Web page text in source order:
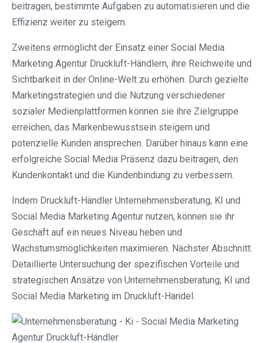
beitragen, bestimmte Aufgaben zu automatisieren und die
Effizienz weiter zu steigern.
Zweitens ermöglicht der Einsatz einer Social Media
Marketing Agentur Druckluft-Händlern, ihre Reichweite und
Sichtbarkeit in der Online-Welt zu erhöhen. Durch gezielte
Marketingstrategien und die Nutzung verschiedener
sozialer Medienplattformen können sie ihre Zielgruppe
erreichen, das Markenbewusstsein steigern und
potenzielle Kunden ansprechen. Darüber hinaus kann eine
erfolgreiche Social Media Präsenz dazu beitragen, den
Kundenkontakt und die Kundenbindung zu verbessern.
Indem Druckluft-Händler Unternehmensberatung, KI und
Social Media Marketing Agentur nutzen, können sie ihr
Geschäft auf ein neues Niveau heben und
Wachstumsmöglichkeiten maximieren. Nächster Abschnitt:
Detaillierte Untersuchung der spezifischen Vorteile und
strategischen Ansätze von Unternehmensberatung, KI und
Social Media Marketing im Druckluft-Handel.